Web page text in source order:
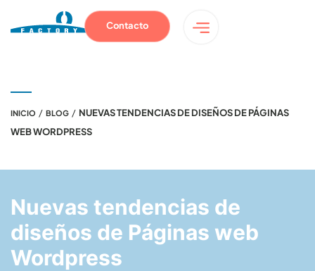
Contacto
INICIO / BLOG / NUEVAS TENDENCIAS DE DISEÑOS DE PÁGINAS
WEB WORDPRESS
Nuevas tendencias de
diseños de Páginas web
Wordpress